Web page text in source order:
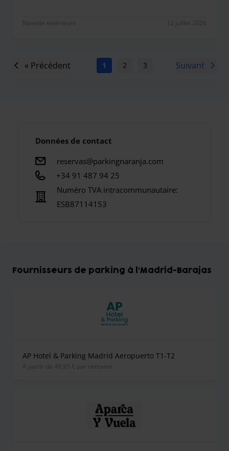
Navette extérieure 12 juillet 2026
« Précédent 1 2 3 5
Suivant
Données de contact
reservas@parkingnaranja.com
+34 91 487 94 25
Numéro TVA intracommunautaire:
ESB87114153
Fournisseurs de parking à l'Madrid-Barajas
AP Hotel & Parking Madrid Aeropuerto T1-T2
À partir de 49,95 € par semaine